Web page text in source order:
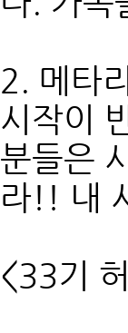
2. 메타
시작이
분들은
라!! 내
<33기